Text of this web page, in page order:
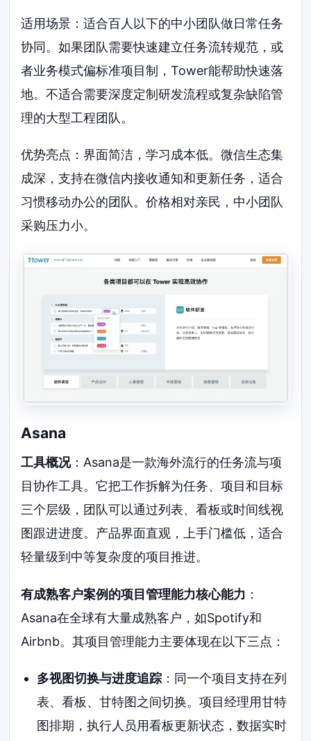
适用场景：适合百人以下的中小团队做日常任务
协同。如果团队需要快速建立任务流转规范，或
者业务模式偏标准项目制，Tower能帮助快速落
地。不适合需要深度定制研发流程或复杂缺陷管
理的大型工程团队。
优势亮点：界面简洁，学习成本低。微信生态集
成深，支持在微信内接收通知和更新任务，适合
习惯移动办公的团队。价格相对亲民，中小团队
采购压力小。
Asana
工具概况：Asana是一款海外流行的任务流与项
目协作工具。它把工作拆解为任务、项目和目标
三个层级，团队可以通过列表、看板或时间线视
图跟进进度。产品界面直观，上手门槛低，适合
轻量级到中等复杂度的项目推进。
有成熟客户案例的项目管理能力核心能力 ：
Asana在全球有大量成熟客户，如Spotify和
Airbnb。其项目管理能力主要体现在以下三点：
多视图切换与进度追踪：同一个项目支持在列
表、看板、甘特图之间切换。项目经理用甘特
图排期，执行人员用看板更新状态，数据实时